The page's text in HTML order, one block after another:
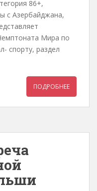
86+,
с Азербайджана,
Мира по
спорту, раздел
ПОДРОБНЕЕ